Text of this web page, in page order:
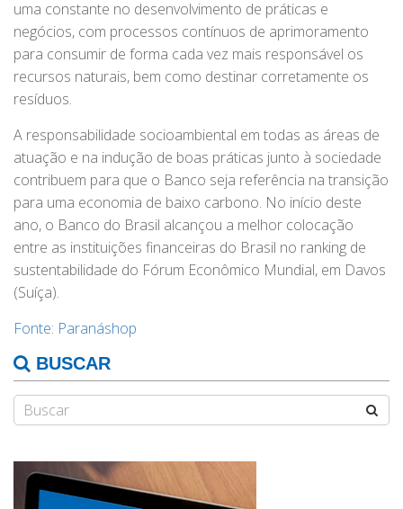
uma constante no desenvolvimento de práticas e
negócios, com processos contínuos de aprimoramento
para consumir de forma cada vez mais responsável os
recursos naturais, bem como destinar corretamente os
resíduos.
A responsabilidade socioambiental em todas as áreas de
atuação e na indução de boas práticas junto à sociedade
contribuem para que o Banco seja referência na transição
para uma economia de baixo carbono. No início deste
ano, o Banco do Brasil alcançou a melhor colocação
entre as instituições financeiras do Brasil no ranking de
sustentabilidade do Fórum Econômico Mundial, em Davos
(Suíça).
Fonte: Paranáshop
BUSCAR